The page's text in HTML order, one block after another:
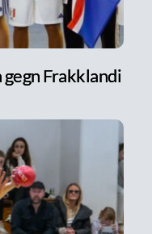
Frakklandi